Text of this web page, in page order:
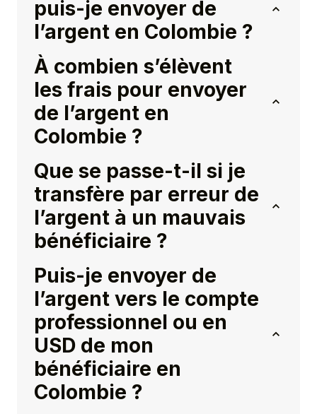
puis-je envoyer de
l’argent en Colombie ?
À combien s’élèvent
les frais pour envoyer
de l’argent en
Colombie ?
Que se passe-t-il si je
transfère par erreur de
l’argent à un mauvais
bénéficiaire ?
Puis-je envoyer de
l’argent vers le compte
professionnel ou en
USD de mon
bénéficiaire en
Colombie ?